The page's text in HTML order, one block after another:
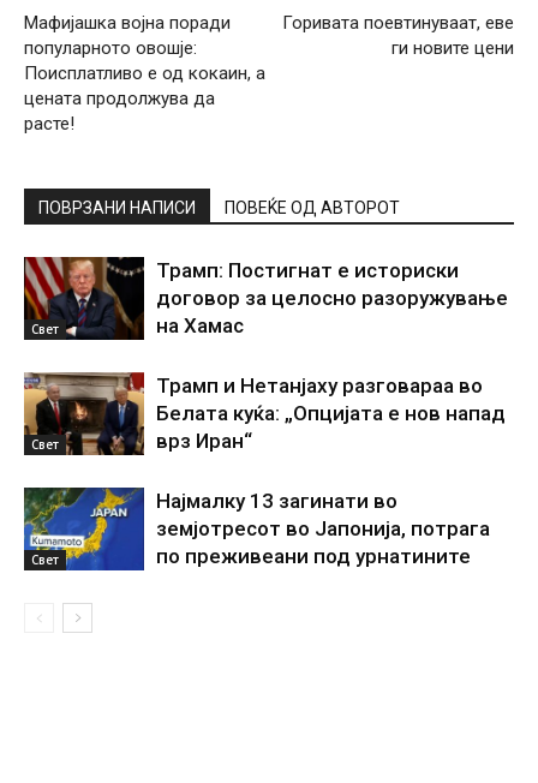
Мафијашка војна поради
популарното овошје:
Поисплатливо е од кокаин, а
цената продолжува да
расте!
Горивата поевтинуваат, еве
ги новите цени
ПОВРЗАНИ НАПИСИ ПОВЕЌЕ ОД АВТОРОТ
Свет
Трамп: Постигнат е историски
договор за целосно разоружување
на Хамас
Свет
Трамп и Нетанјаху разговараа во
Белата куќа: „Опцијата е нов напад
врз Иран“
Свет
Најмалку 13 загинати во
земјотресот во Јапонија, потрага
по преживеани под урнатините